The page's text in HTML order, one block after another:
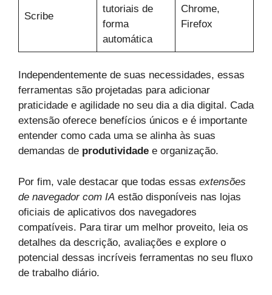
Scribe
tutoriais de
forma
automática
Chrome,
Firefox
Independentemente de suas necessidades, essas
ferramentas são projetadas para adicionar
praticidade e agilidade no seu dia a dia digital. Cada
extensão oferece benefícios únicos e é importante
entender como cada uma se alinha às suas
demandas de produtividade e organização.
Por fim, vale destacar que todas essas extensões
de navegador com IA estão disponíveis nas lojas
oficiais de aplicativos dos navegadores
compatíveis. Para tirar um melhor proveito, leia os
detalhes da descrição, avaliações e explore o
potencial dessas incríveis ferramentas no seu fluxo
de trabalho diário.